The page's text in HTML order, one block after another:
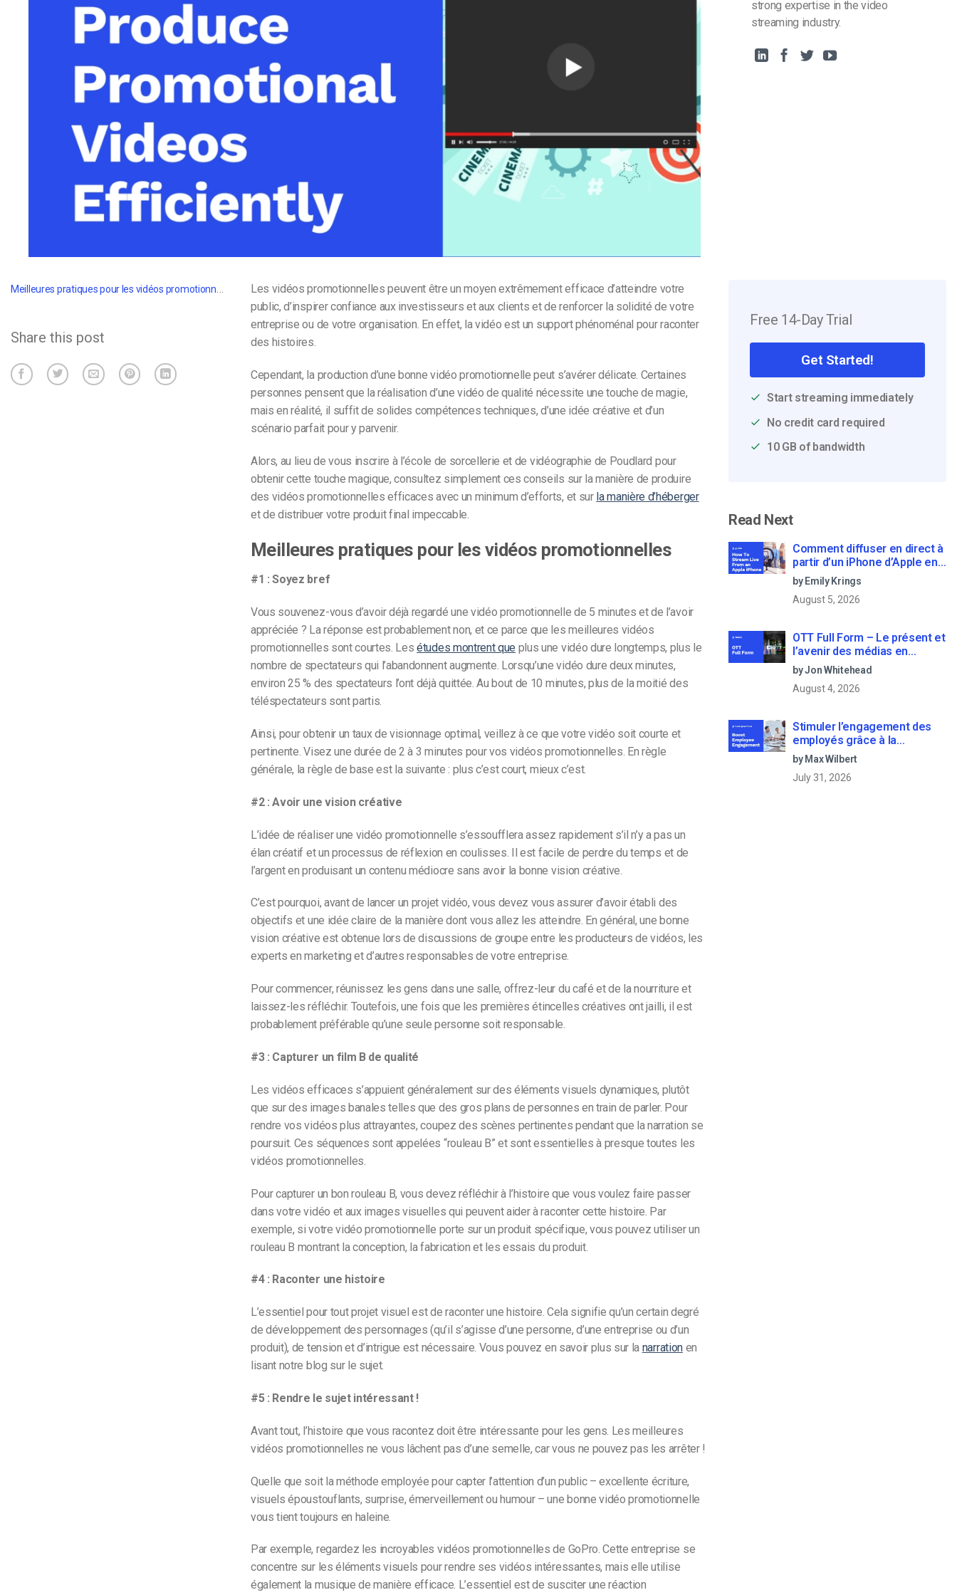
CMS vidéo
Confidentialité et sécurité
Monétisation vidéo
strong expertise in the video
streaming industry.
Meilleures pratiques pour les vidéos promotionnelles
Share this post
Les vidéos promotionnelles peuvent être un moyen extrêmement efficace d’atteindre votre
public, d’inspirer confiance aux investisseurs et aux clients et de renforcer la solidité de votre
entreprise ou de votre organisation. En effet, la vidéo est un support phénoménal pour raconter
des histoires.
Cependant, la production d’une bonne vidéo promotionnelle peut s’avérer délicate. Certaines
personnes pensent que la réalisation d’une vidéo de qualité nécessite une touche de magie,
mais en réalité, il suffit de solides compétences techniques, d’une idée créative et d’un
scénario parfait pour y parvenir.
Alors, au lieu de vous inscrire à l’école de sorcellerie et de vidéographie de Poudlard pour
obtenir cette touche magique, consultez simplement ces conseils sur la manière de produire
des vidéos promotionnelles efficaces avec un minimum d’efforts, et sur la manière d’héberger
et de distribuer votre produit final impeccable.
Meilleures pratiques pour les vidéos promotionnelles
#1 : Soyez bref
Vous souvenez-vous d’avoir déjà regardé une vidéo promotionnelle de 5 minutes et de l’avoir
appréciée ? La réponse est probablement non, et ce parce que les meilleures vidéos
promotionnelles sont courtes. Lesétudes montrent que plus une vidéo dure longtemps, plus le
nombre de spectateurs qui l’abandonnent augmente. Lorsqu’une vidéo dure deux minutes,
environ 25 % des spectateurs l’ont déjà quittée. Au bout de 10 minutes, plus de la moitié des
téléspectateurs sont partis.
Ainsi, pour obtenir un taux de visionnage optimal, veillez à ce que votre vidéo soit courte et
pertinente. Visez une durée de 2 à 3 minutes pour vos vidéos promotionnelles. En règle
générale, la règle de base est la suivante : plus c’est court, mieux c’est.
#2 : Avoir une vision créative
L’idée de réaliser une vidéo promotionnelle s’essoufflera assez rapidement s’il n’y a pas un
élan créatif et un processus de réflexion en coulisses. Il est facile de perdre du temps et de
l’argent en produisant un contenu médiocre sans avoir la bonne vision créative.
C’est pourquoi, avant de lancer un projet vidéo, vous devez vous assurer d’avoir établi des
objectifs et une idée claire de la manière dont vous allez les atteindre. En général, une bonne
vision créative est obtenue lors de discussions de groupe entre les producteurs de vidéos, les
experts en marketing et d’autres responsables de votre entreprise.
Pour commencer, réunissez les gens dans une salle, offrez-leur du café et de la nourriture et
laissez-les réfléchir. Toutefois, une fois que les premières étincelles créatives ont jailli, il est
probablement préférable qu’une seule personne soit responsable.
#3 : Capturer un film B de qualité
Les vidéos efficaces s’appuient généralement sur des éléments visuels dynamiques, plutôt
que sur des images banales telles que des gros plans de personnes en train de parler. Pour
rendre vos vidéos plus attrayantes, coupez des scènes pertinentes pendant que la narration se
poursuit. Ces séquences sont appelées “rouleau B” et sont essentielles à presque toutes les
vidéos promotionnelles.
Pour capturer un bon rouleau B, vous devez réfléchir à l’histoire que vous voulez faire passer
dans votre vidéo et aux images visuelles qui peuvent aider à raconter cette histoire. Par
exemple, si votre vidéo promotionnelle porte sur un produit spécifique, vous pouvez utiliser un
rouleau B montrant la conception, la fabrication et les essais du produit.
#4 : Raconter une histoire
L’essentiel pour tout projet visuel est de raconter une histoire. Cela signifie qu’un certain degré
de développement des personnages (qu’il s’agisse d’une personne, d’une entreprise ou d’un
produit), de tension et d’intrigue est nécessaire. Vous pouvez en savoir plus sur la narrationen
lisant notre blog sur le sujet.
#5 : Rendre le sujet intéressant !
Avant tout, l’histoire que vous racontez doit être intéressante pour les gens. Les meilleures
vidéos promotionnelles ne vous lâchent pas d’une semelle, car vous ne pouvez pas les arrêter !
Quelle que soit la méthode employée pour capter l’attention d’un public – excellente écriture,
visuels époustouflants, surprise, émerveillement ou humour – une bonne vidéo promotionnelle
vous tient toujours en haleine.
Par exemple, regardez les incroyables vidéos promotionnelles de GoPro. Cette entreprise se
concentre sur les éléments visuels pour rendre ses vidéos intéressantes, mais elle utilise
également la musique de manière efficace. L’essentiel est de susciter une réaction
Free 14-Day Trial
Get Started!
Start streaming immediately
No credit card required
10 GB of bandwidth
Read Next
Comment diffuser en direct à
partir d’un iPhone d’Apple en
6 étapes faciles
by Emily Krings
August 5, 2026
OTT Full Form – Le présent et
l’avenir des médias en
continu
by Jon Whitehead
August 4, 2026
Stimuler l’engagement des
employés grâce à la
communication d’entreprise
en direct
by Max Wilbert
July 31, 2026